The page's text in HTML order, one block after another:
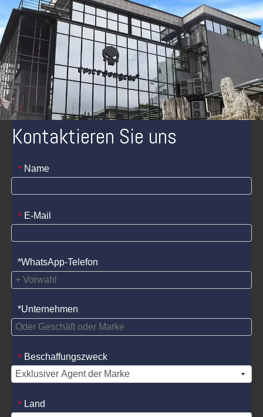
Kontaktieren Sie uns
* Name
* E-Mail
*WhatsApp-Telefon
*Unternehmen
* Beschaffungszweck
* Land